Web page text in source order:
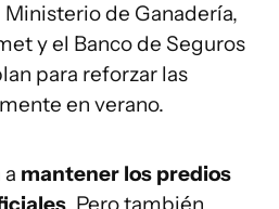
de Ganadería,
y el Banco de Seguros
para reforzar las
en verano.
mantener los predios